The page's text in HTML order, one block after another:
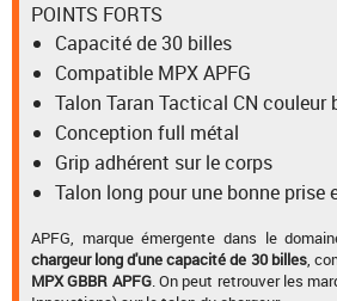
POINTS FORTS
Capacité de 30 billes
Compatible MPX APFG
Talon Taran Tactical CN couleur
Conception full métal
Grip adhérent sur le corps
Talon long pour une bonne prise
APFG, marque émergente dans le
chargeur long d'une capacité de 30 billes,
MPX GBBR APFG. On peut retrouver les